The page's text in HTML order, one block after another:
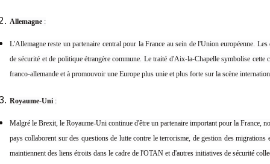
Allemagne :
L'Allemagne reste un partenaire central pour la France au sein de l'Union européenne.
de sécurité et de politique étrangère commune. Le traité d'Aix-la-Chapelle symbolise
franco-allemande et à promouvoir une Europe plus unie et plus forte sur la scène
Royaume-Uni :
Malgré le Brexit, le Royaume-Uni continue d'être un partenaire important pour la France,
pays collaborent sur des questions de lutte contre le terrorisme, de gestion des
maintiennent des liens étroits dans le cadre de l'OTAN et d'autres initiatives de sécurité